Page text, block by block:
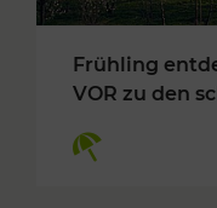
Frühling
VOR zu den